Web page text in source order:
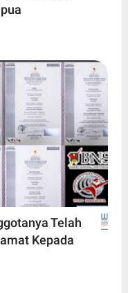
Telah
Kepada